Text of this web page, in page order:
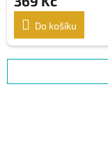
Do košíku